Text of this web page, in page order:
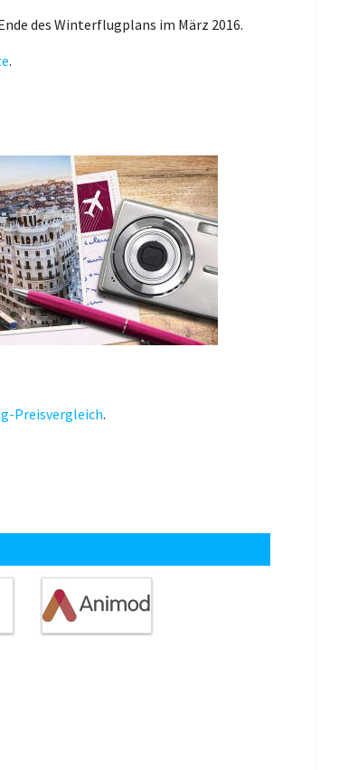
des Winterflugplans im März 2016.
.
Preisvergleich.